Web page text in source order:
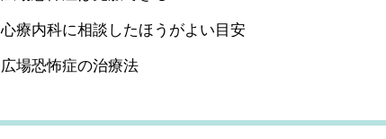
心療内科に相談したほうがよい目安
広場恐怖症の治療法